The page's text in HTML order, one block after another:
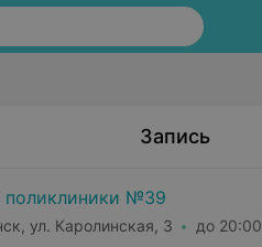
Запись
№39
ул. Каролинская, 3 до 20:00